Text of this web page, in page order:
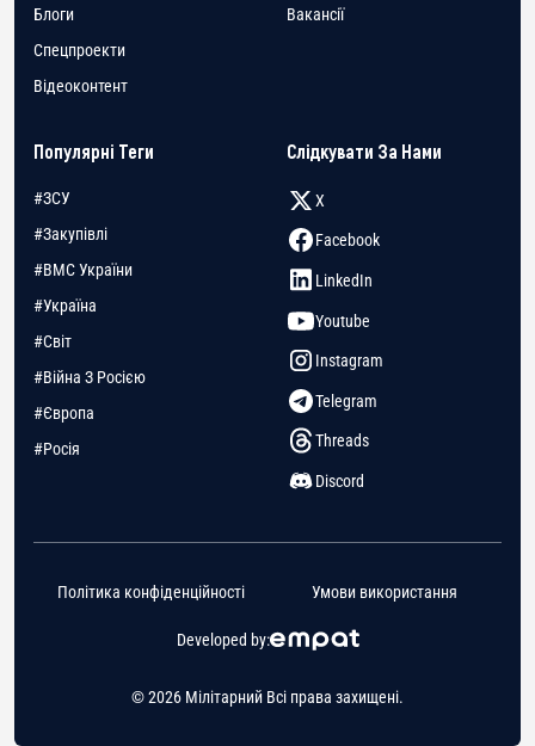
Блоги
Спецпроекти
Відеоконтент
Вакансії
Популярні Теги
#ЗСУ
#Закупівлі
#ВМС України
#Україна
#Світ
#Війна З Росією
#Європа
#Росія
Слідкувати За Нами
X
Facebook
LinkedIn
Youtube
Instagram
Telegram
Threads
Discord
© 2026 Мілітарний Всі права захищені.
Developed by:
Політика конфіденційності Умови використання